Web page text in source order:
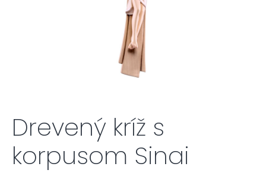
Drevený kríž s
korpusom Sinai